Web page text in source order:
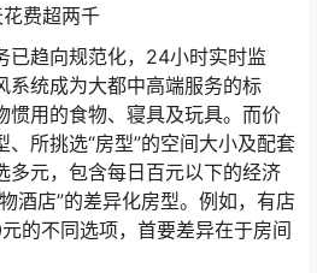
费超两千
已趋向规范化，24小时实时监
系统成为大都中高端服务的标
惯用的食物、寝具及玩具。而价
所挑选“房型”的空间大小及配套
多元，包含每日百元以下的经济
酒店”的差异化房型。例如，有店
的不同选项，首要差异在于房间